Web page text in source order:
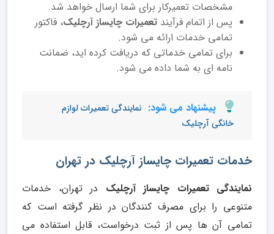
مشخصات تعمیرکار برای شما ارسال خواهد شد.
پس از اتمام فرآیند تعمیرات چایساز آرچلیک، فاکتور
تمامی خدمات ارائه می شود.
برای تمامی خدماتی که دریافت کرده اید، ضمانت
نامه ای به شما داده می شود.
پیشنهاد می شود: نمایندگی تعمیرات لوازم
خانگی آرچلیک
خدمات تعمیرات چایساز آرچلیک در تهران
نمایندگی تعمیرات چایساز آرچلیک در تهران، خدمات
متنوعی را برای مصرف کنندگان در نظر گرفته است که
تمامی آن ها پس از ثبت درخواست، قابل استفاده می